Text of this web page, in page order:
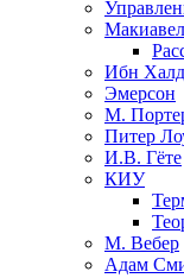
Ибн
Эмерсон
М.
Питер
И.В. Гёте
КИУ
М. Вебер
Адам